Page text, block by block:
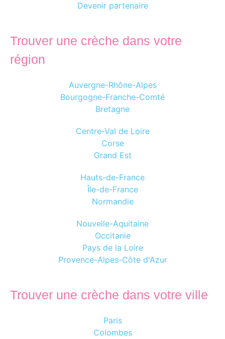
Devenir partenaire
Trouver une crèche dans votre
région
Auvergne-Rhône-Alpes
Bourgogne-Franche-Comté
Bretagne
Centre-Val de Loire
Corse
Grand Est
Hauts-de-France
Île-de-France
Normandie
Nouvelle-Aquitaine
Occitanie
Pays de la Loire
Provence-Alpes-Côte d'Azur
Trouver une crèche dans votre ville
Paris
Colombes